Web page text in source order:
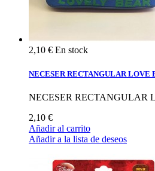
2,10 € En stock
NECESER RECTANGULAR LOVE
NECESER RECTANGULAR
2,10 €
Añadir al carrito
Añadir a la lista de deseos